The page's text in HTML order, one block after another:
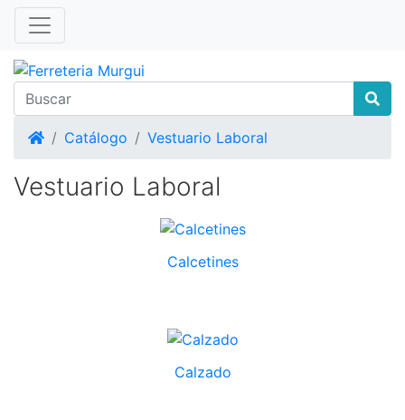
InicioCatálogo Vestuario Laboral
Vestuario Laboral
Calcetines
Calzado